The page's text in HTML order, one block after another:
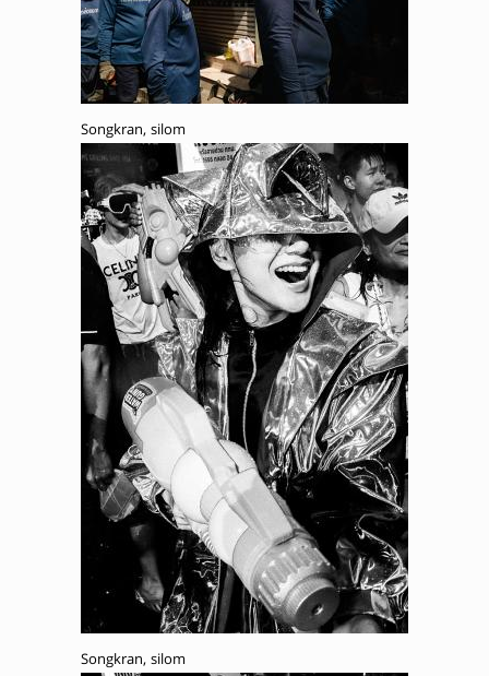
Songkran, silom
Songkran, silom